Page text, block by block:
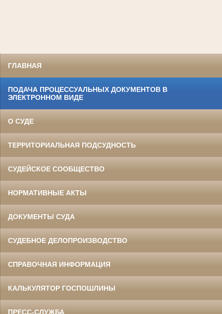
ГЛАВНАЯ
ПОДАЧА ПРОЦЕССУАЛЬНЫХ ДОКУМЕНТОВ В
ЭЛЕКТРОННОМ ВИДЕ
О СУДЕ
ТЕРРИТОРИАЛЬНАЯ ПОДСУДНОСТЬ
СУДЕЙСКОЕ СООБЩЕСТВО
НОРМАТИВНЫЕ АКТЫ
ДОКУМЕНТЫ СУДА
СУДЕБНОЕ ДЕЛОПРОИЗВОДСТВО
СПРАВОЧНАЯ ИНФОРМАЦИЯ
КАЛЬКУЛЯТОР ГОСПОШЛИНЫ
ПРЕСС-СЛУЖБА